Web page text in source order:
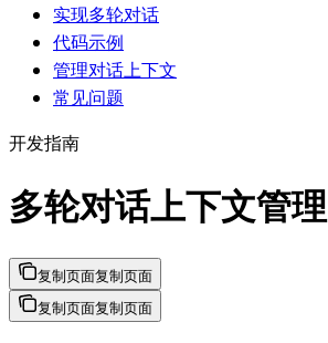
实现多轮对话
代码示例
管理对话上下文
常见问题
开发指南
多轮对话上下文管理
复制页面复制页面
复制页面复制页面